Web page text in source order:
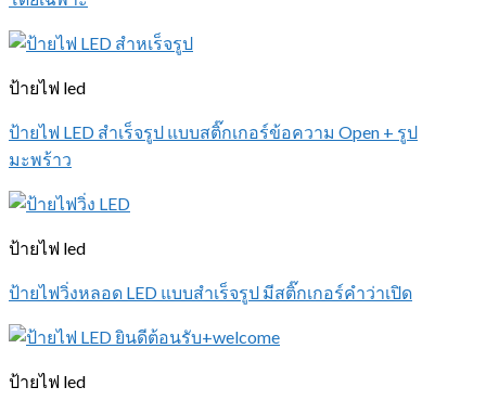
ป้ายไฟ led
ป้ายไฟ LED สำเร็จรูป แบบสติ๊กเกอร์ข้อความ Open + รูป
มะพร้าว
ป้ายไฟ led
ป้ายไฟวิ่งหลอด LED แบบสำเร็จรูป มีสติ๊กเกอร์คำว่าเปิด
ป้ายไฟ led